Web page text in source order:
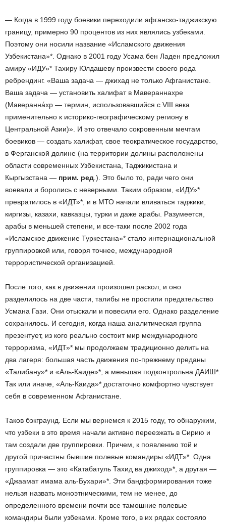
— Когда в 1999 году боевики переходили афганско-таджикскую
границу, примерно 90 процентов из них являлись узбеками.
Поэтому они носили название «Исламского движения
Узбекистана»*. Однако в 2001 году Усама бен Ладен предложил
амиру «ИДУ»* Тахиру Юлдашеву произвести своего рода
ребрендинг. «Ваша задача — джихад не только Афганистане.
Ваша задача — установить халифат в Мавераннахре
(Маверанна́хр — термин, использовавшийся с VIII века
применительно к историко-географическому региону в
Центральной Азии)». И это отвечало сокровенным мечтам
боевиков — создать халифат, свое теократическое государство,
в Ферганской долине (на территории долины расположены
области современных Узбекистана, Таджикистана и
Кыргызстана — прим. ред .). Это было то, ради чего они
воевали и боролись с неверными. Таким образом, «ИДУ»*
превратилось в «ИДТ»*, и в МТО начали вливаться таджики,
киргизы, казахи, кавказцы, турки и даже арабы. Разумеется,
арабы в меньшей степени, и все-таки после 2002 года
«Исламское движение Туркестана»* стало интернациональной
группировкой или, говоря точнее, международной
террористической организацией.
После того, как в движении произошел раскол, и оно
разделилось на две части, талибы не простили предательство
Усмана Гази. Они отыскали и повесили его. Однако разделение
сохранилось. И сегодня, когда наша аналитическая группа
презентует, из кого реально состоит мир международного
терроризма, «ИДТ»* мы продолжаем традиционно делить на
два лагеря: большая часть движения по-прежнему преданы
«Талибану»* и «Аль-Каиде»*, а меньшая подконтрольна ДАИШ*.
Так или иначе, «Аль-Каида»* достаточно комфортно чувствует
себя в современном Афганистане.
Таков бэкграунд. Если мы вернемся к 2015 году, то обнаружим,
что узбеки в это время начали активно переезжать в Сирию и
там создали две группировки. Причем, к появлению той и
другой причастны бывшие полевые командиры «ИДТ»*. Одна
группировка — это «Катабатуль Тахид ва джиход»*, а другая —
«Джаамат имама аль-Бухари»*. Эти бандформирования тоже
нельзя назвать моноэтническими, тем не менее, до
определенного времени почти все тамошние полевые
командиры были узбеками. Кроме того, в их рядах состояло